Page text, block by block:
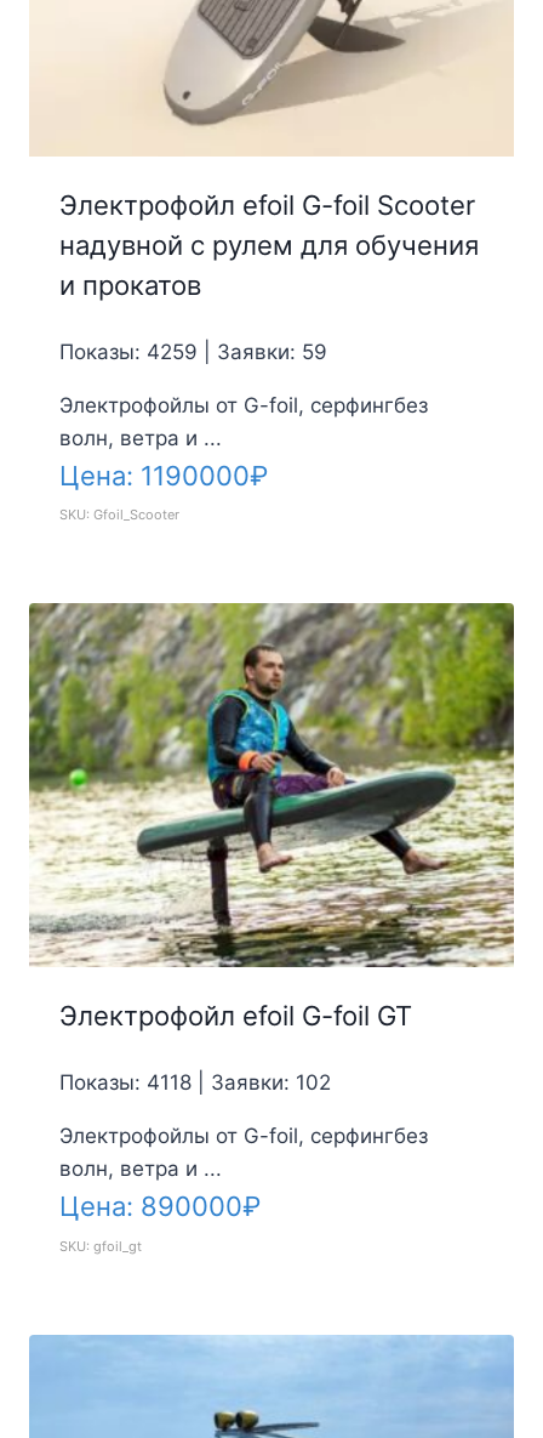
Электрофойл efoil G-foil Scooter
надувной с рулем для обучения
и прокатов
Показы: 4259 | Заявки: 59
Электрофойлы от G-foil, серфингбез
волн, ветра и ...
Цена: 1190000₽
SKU: Gfoil_Scooter
Электрофойл efoil G-foil GT
Показы: 4118 | Заявки: 102
Электрофойлы от G-foil, серфингбез
волн, ветра и ...
Цена: 890000₽
SKU: gfoil_gt